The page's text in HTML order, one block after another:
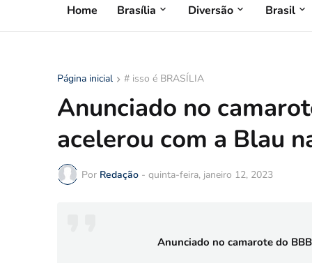
Home Brasília Diversão Brasil
Página inicial # isso é BRASÍLIA
Anunciado no
acelerou com a Blau
Por Redação - quinta-feira, janeiro 12, 2023
Anunciado no camarote do